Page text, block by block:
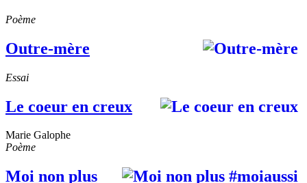
Poème
Outre-mère
Essai
Le coeur en creux
Marie Galophe
Poème
Moi non plus